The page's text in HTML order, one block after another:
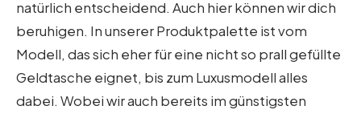
natürlich entscheidend. Auch hier können wir dich
beruhigen. In unserer Produktpalette ist vom
Modell, das sich eher für eine nicht so prall gefüllte
Geldtasche eignet, bis zum Luxusmodell alles
dabei. Wobei wir auch bereits im günstigsten